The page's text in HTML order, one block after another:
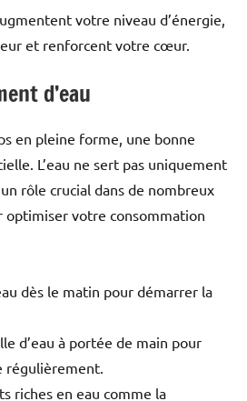
votre niveau d’énergie,
et renforcent votre cœur.
d’eau
en pleine forme, une bonne
L’eau ne sert pas uniquement
rôle crucial dans de nombreux
optimiser votre consommation
dès le matin pour démarrer la
d’eau à portée de main pour
régulièrement.
riches en eau comme la